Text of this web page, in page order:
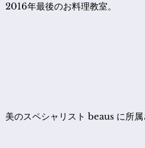
2016年最後のお料理教室。
美のスペシャリスト beaus に所